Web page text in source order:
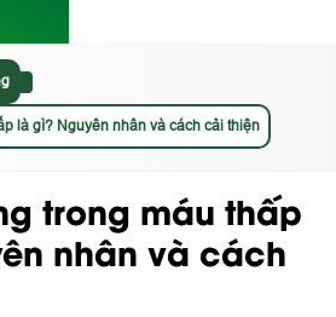
là gì? Nguyên nhân và cách cải thiện
trong máu thấp
nhân và cách